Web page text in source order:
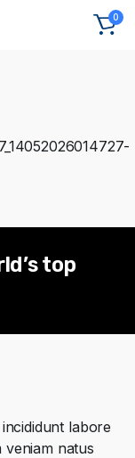
0
top
labore
veniam natus